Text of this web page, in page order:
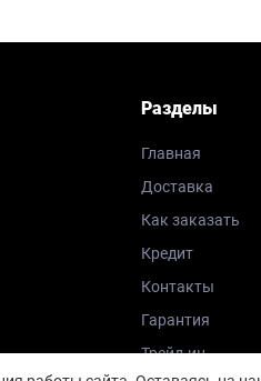
Разделы
Главная
Доставка
Как заказать
Кредит
Контакты
Гарантия
Трейд-ин